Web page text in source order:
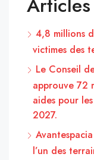
4,8 millions
victimes des
Le Conseil
approuve 72
aides pour
2027.
l’un des